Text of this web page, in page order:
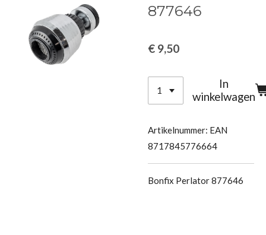
877646
€ 9,50
In
winkelwagen
Artikelnummer: EAN
8717845776664
Bonfix Perlator 877646